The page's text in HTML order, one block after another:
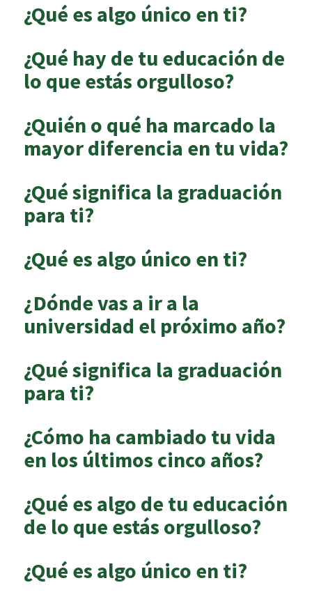
¿Qué es algo único en ti?
¿Qué hay de tu educación de
lo que estás orgulloso?
¿Quién o qué ha marcado la
mayor diferencia en tu vida?
¿Qué significa la graduación
para ti?
¿Qué es algo único en ti?
¿Dónde vas a ir a la
universidad el próximo año?
¿Qué significa la graduación
para ti?
¿Cómo ha cambiado tu vida
en los últimos cinco años?
¿Qué es algo de tu educación
de lo que estás orgulloso?
¿Qué es algo único en ti?